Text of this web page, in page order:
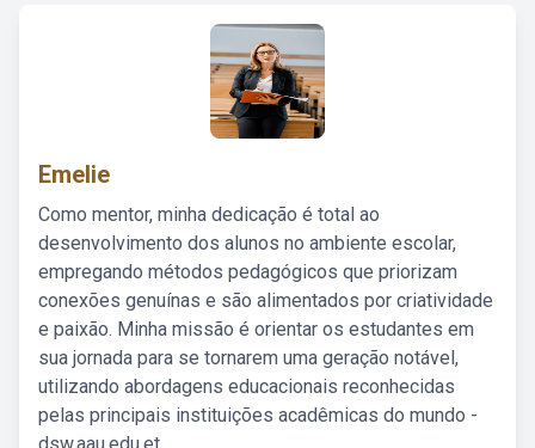
Emelie
Como mentor, minha dedicação é total ao
desenvolvimento dos alunos no ambiente escolar,
empregando métodos pedagógicos que priorizam
conexões genuínas e são alimentados por criatividade
e paixão. Minha missão é orientar os estudantes em
sua jornada para se tornarem uma geração notável,
utilizando abordagens educacionais reconhecidas
pelas principais instituições acadêmicas do mundo -